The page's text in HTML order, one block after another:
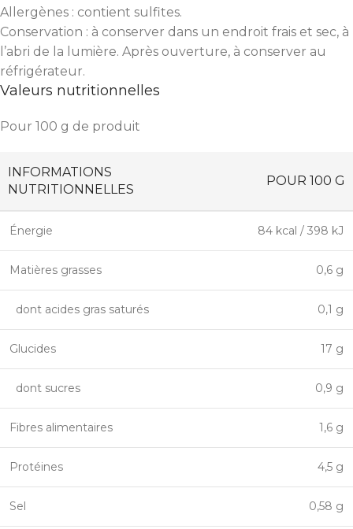
Allergènes : contient sulfites.
Conservation : à conserver dans un endroit frais et sec, à
l’abri de la lumière. Après ouverture, à conserver au
réfrigérateur.
Valeurs nutritionnelles
Pour 100 g de produit
INFORMATIONS
NUTRITIONNELLES
POUR 100 G
Énergie 84 kcal / 398 kJ
Matières grasses 0,6 g
dont acides gras saturés 0,1 g
Glucides 17 g
dont sucres 0,9 g
Fibres alimentaires 1,6 g
Protéines 4,5 g
Sel 0,58 g